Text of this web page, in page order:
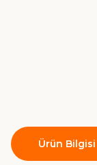
Ürün Bilgisi